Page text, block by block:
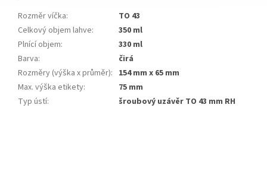
Rozměr víčka:
TO 43
Celkový objem lahve:
350 ml
Plnící objem:
330 ml
Barva:
čirá
Rozměry (výška x průměr): 154 mm x 65 mm
Max. výška etikety:
75 mm
Typ ústí: šroubový uzávěr TO 43 mm RH